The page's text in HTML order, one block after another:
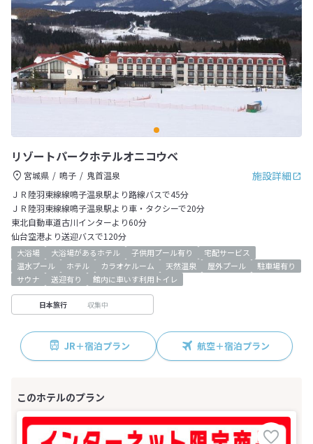
リゾートパークホテルオニコウベ
施設詳細
宮城県 鳴子
鬼首温泉
ＪＲ陸羽東線線鳴子温泉駅より路線バスで45分
ＪＲ陸羽東線線鳴子温泉駅より車・タクシーで20分
東北自動車道古川インターより60分
仙台空港より送迎バスで120分
大浴場 大浴場があるホテル 子供用プール有り
宅配サービス
温水プール
ホテル カラオケルーム 天然温泉 屋外プール
駐車場有り
サウナ
送迎有り 館内に車いす利用トイレ
日本旅行 収集中
JR＋宿泊プラン 航空＋宿泊プラン